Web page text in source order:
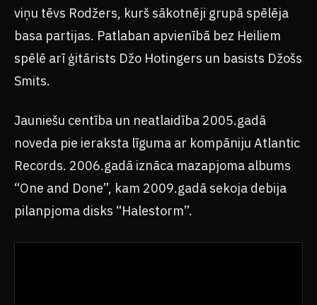
viņu tēvs Rodžers, kurš sākotnēji grupā spēlēja
basa partijas. Patlaban apvienībā bez Heiliem
spēlē arī ģitārists Džo Hotingers un basists Džošs
Smits.
Jauniešu centība un neatlaidība 2005.gadā
noveda pie ieraksta līguma ar kompāniju Atlantic
Records. 2006.gadā iznāca mazapjoma albums
“One and Done”, kam 2009.gadā sekoja debija
pilanpjoma disks “Halestorm”.